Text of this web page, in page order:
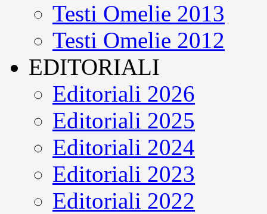
Testi Omelie 2013
Testi Omelie 2012
EDITORIALI
Editoriali 2026
Editoriali 2025
Editoriali 2024
Editoriali 2023
Editoriali 2022